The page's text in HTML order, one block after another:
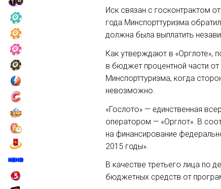
Иск связан с госконтрактом
года Минспорттуризма
должна была выплатить
Как утверждают в «Орглоте»,
в бюджет процентной части
Минспорттуризма, когда
невозможно.
«Гослото» — единственная
оператором — «Орглот». В
на финансирование
2015 годы».
В качестве третьего лица по
бюджетных средств от